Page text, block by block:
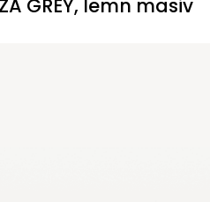
GREY, lemn masiv